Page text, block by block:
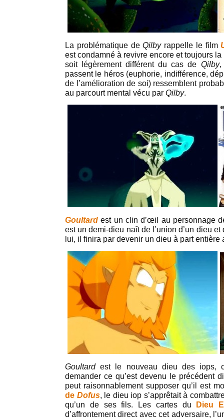
La problématique deQilbyrappelle le film
est condamné à revivre encore et toujours
soit légèrement différent du cas de Qilby,
passent le héros (euphorie, indifférence,
de l’amélioration de soi) ressemblent
au parcourt mental vécu par Qilby.
Goultard est un clin d’œil au personnage
est un demi-dieu naît de l’union d’un dieu
lui, il finira par devenir un dieu à part
Goultardest le nouveau dieu des iops,
demander ce qu’est devenu le précédent
peut raisonnablement supposer qu’il est
de Dofus, le dieu iop s’apprêtait à
qu’un de ses fils. Les cartes du
Dieu
d’affrontement direct avec cet adversaire,